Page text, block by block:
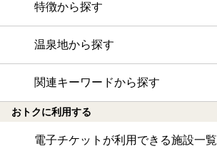
特徴から探す
温泉地から探す
関連キーワードから探す
おトクに利用する
電子チケットが利用できる施設一覧